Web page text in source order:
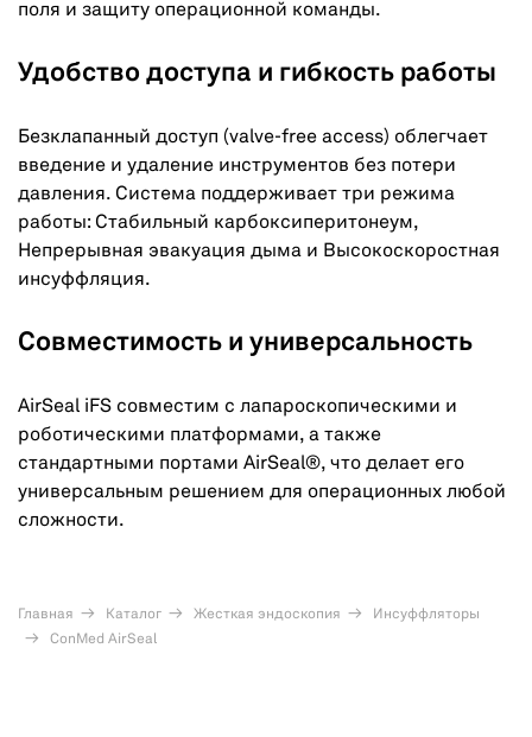
поля и защиту операционной команды.
Удобство доступа и гибкость работы
Безклапанный доступ (valve-free access) облегчает
введение и удаление инструментов без потери
давления. Система поддерживает три режима
работы: Стабильный карбоксиперитонеум,
Непрерывная эвакуация дыма и Высокоскоростная
инсуффляция.
Совместимость и универсальность
AirSeal iFS совместим с лапароскопическими и
роботическими платформами, а также
стандартными портами AirSeal®, что делает его
универсальным решением для операционных любой
сложности.
Главная Каталог Жесткая эндоскопия
Инсуффляторы
ConMed AirSeal